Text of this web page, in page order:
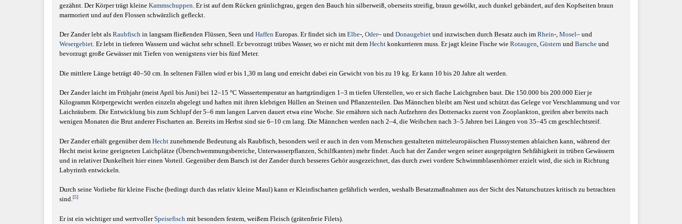
gezähnt. Der Körper trägt kleine Kammschuppen . Er ist auf dem Rücken grünlichgrau, gegen den Bauch hin silberweiß, oberseits streifig, braun gewölkt, auch dunkel gebändert, auf den Kopfseiten braun
marmoriert und auf den Flossen schwärzlich gefleckt.
Der Zander lebt als Raubfisch in langsam fließenden Flüssen, Seen und Haffen Europas. Er findet sich im Elbe-, Oder– und Donaugebiet und inzwischen durch Besatz auch im Rhein-, Mosel– und
Wesergebiet. Er lebt in tieferen Wassern und wächst sehr schnell. Er bevorzugt trübes Wasser, wo er nicht mit dem Hecht konkurrieren muss. Er jagt kleine Fische wie Rotaugen, Güstern und Barsche und
bevorzugt große Gewässer mit Tiefen von wenigstens vier bis fünf Meter.
Die mittlere Länge beträgt 40–50 cm. In seltenen Fällen wird er bis 1,30 m lang und erreicht dabei ein Gewicht von bis zu 19 kg. Er kann 10 bis 20 Jahre alt werden.
Der Zander laicht im Frühjahr (meist April bis Juni) bei 12–15 °C Wassertemperatur an hartgründigen 1–3 m tiefen Uferstellen, wo er sich flache Laichgruben baut. Die 150.000 bis 200.000 Eier je
Kilogramm Körpergewicht werden einzeln abgelegt und haften mit ihren klebrigen Hüllen an Steinen und Pflanzenteilen. Das Männchen bleibt am Nest und schützt das Gelege vor Verschlammung und vor
Laichräubern. Die Entwicklung bis zum Schlupf der 5–6 mm langen Larven dauert etwa eine Woche. Sie ernähren sich nach Aufzehren des Dottersacks zuerst von Zooplankton, greifen aber bereits nach
wenigen Monaten die Brut anderer Fischarten an. Bereits im Herbst sind sie 6–10 cm lang. Die Männchen werden nach 2–4, die Weibchen nach 3–5 Jahren bei Längen von 35–45 cm geschlechtsreif.
Der Zander erhält gegenüber dem Hecht zunehmende Bedeutung als Raubfisch, besonders weil er auch in den vom Menschen gestalteten mitteleuropäischen Flusssystemen ablaichen kann, während der
Hecht meist keine geeigneten Laichplätze (Überschwemmungsbereiche, Unterwasserpflanzen, Schilfkanten) mehr findet. Auch hat der Zander wegen seiner ausgeprägten Sehfähigkeit in trüben Gewässern
und in relativer Dunkelheit hier einen Vorteil. Gegenüber dem Barsch ist der Zander durch besseres Gehör ausgezeichnet, das durch zwei vordere Schwimmblasenhörner erzielt wird, die sich in Richtung
Labyrinth entwickeln.
Durch seine Vorliebe für kleine Fische (bedingt durch das relativ kleine Maul) kann er Kleinfischarten gefährlich werden, weshalb Besatzmaßnahmen aus der Sicht des Naturschutzes kritisch zu betrachten
sind.[5]
Er ist ein wichtiger und wertvollerSpeisefisch mit besonders festem, weißem Fleisch (grätenfreie Filets).